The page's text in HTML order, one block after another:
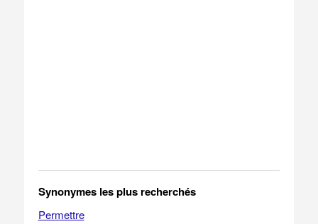
Synonymes les plus recherchés
Permettre